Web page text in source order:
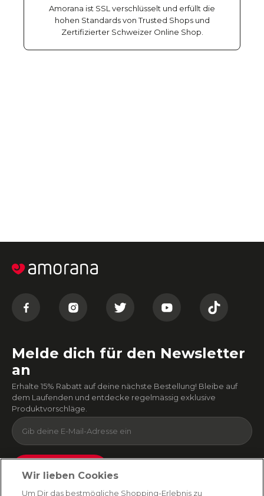
Amorana ist SSL verschlüsselt und erfüllt die
hohen Standards von Trusted Shops und
Zertifizierter Schweizer Online Shop.
Melde dich für den Newsletter
an
Erhalte 15% Rabatt auf deine nächste Bestellung! Bleibe auf
dem Laufenden und entdecke regelmässig exklusive
Produktvorschläge.
Absenden
Du kannst dich jederzeit von unserem Newsletter abmelden. Indem du fortfährst, stimmst
Wir lieben Cookies
Um Dir das bestmögliche Shopping-Erlebnis zu